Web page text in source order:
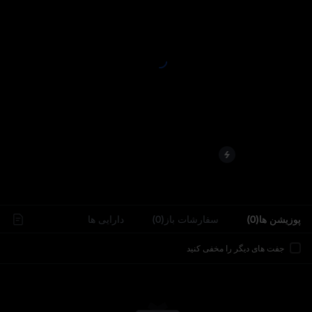
پوزیشن ها(0) سفارشات باز(0) دارایی‌ ها
جفت های دیگر را مخفی کنید